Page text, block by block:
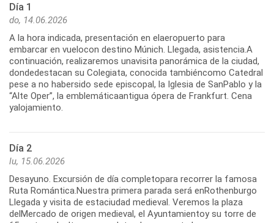
Día 1
do, 14.06.2026
A la hora indicada, presentación en elaeropuerto para
embarcar en vuelocon destino Múnich. Llegada, asistencia.A
continuación, realizaremos unavisita panorámica de la ciudad,
dondedestacan su Colegiata, conocida tambiéncomo Catedral
pese a no habersido sede episcopal, la Iglesia de SanPablo y la
“Alte Oper”, la emblemáticaantigua ópera de Frankfurt. Cena
yalojamiento.
Día 2
lu, 15.06.2026
Desayuno. Excursión de día completopara recorrer la famosa
Ruta Romántica.Nuestra primera parada será enRothenburgo
Llegada y visita de estaciudad medieval. Veremos la plaza
delMercado de origen medieval, el Ayuntamientoy su torre de